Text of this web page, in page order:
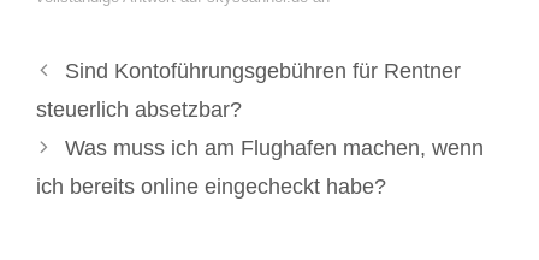
Sind Kontoführungsgebühren für Rentner
steuerlich absetzbar?
Was muss ich am Flughafen machen, wenn
ich bereits online eingecheckt habe?